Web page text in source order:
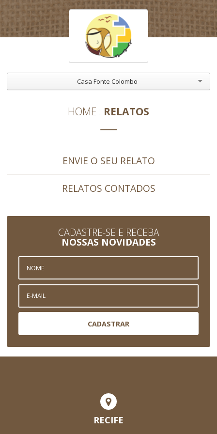
Casa Fonte Colombo
HOME RELATOS
ENVIE O SEU RELATO
RELATOS CONTADOS
CADASTRE-SE E RECEBA
NOSSAS NOVIDADES
CADASTRAR
RECIFE